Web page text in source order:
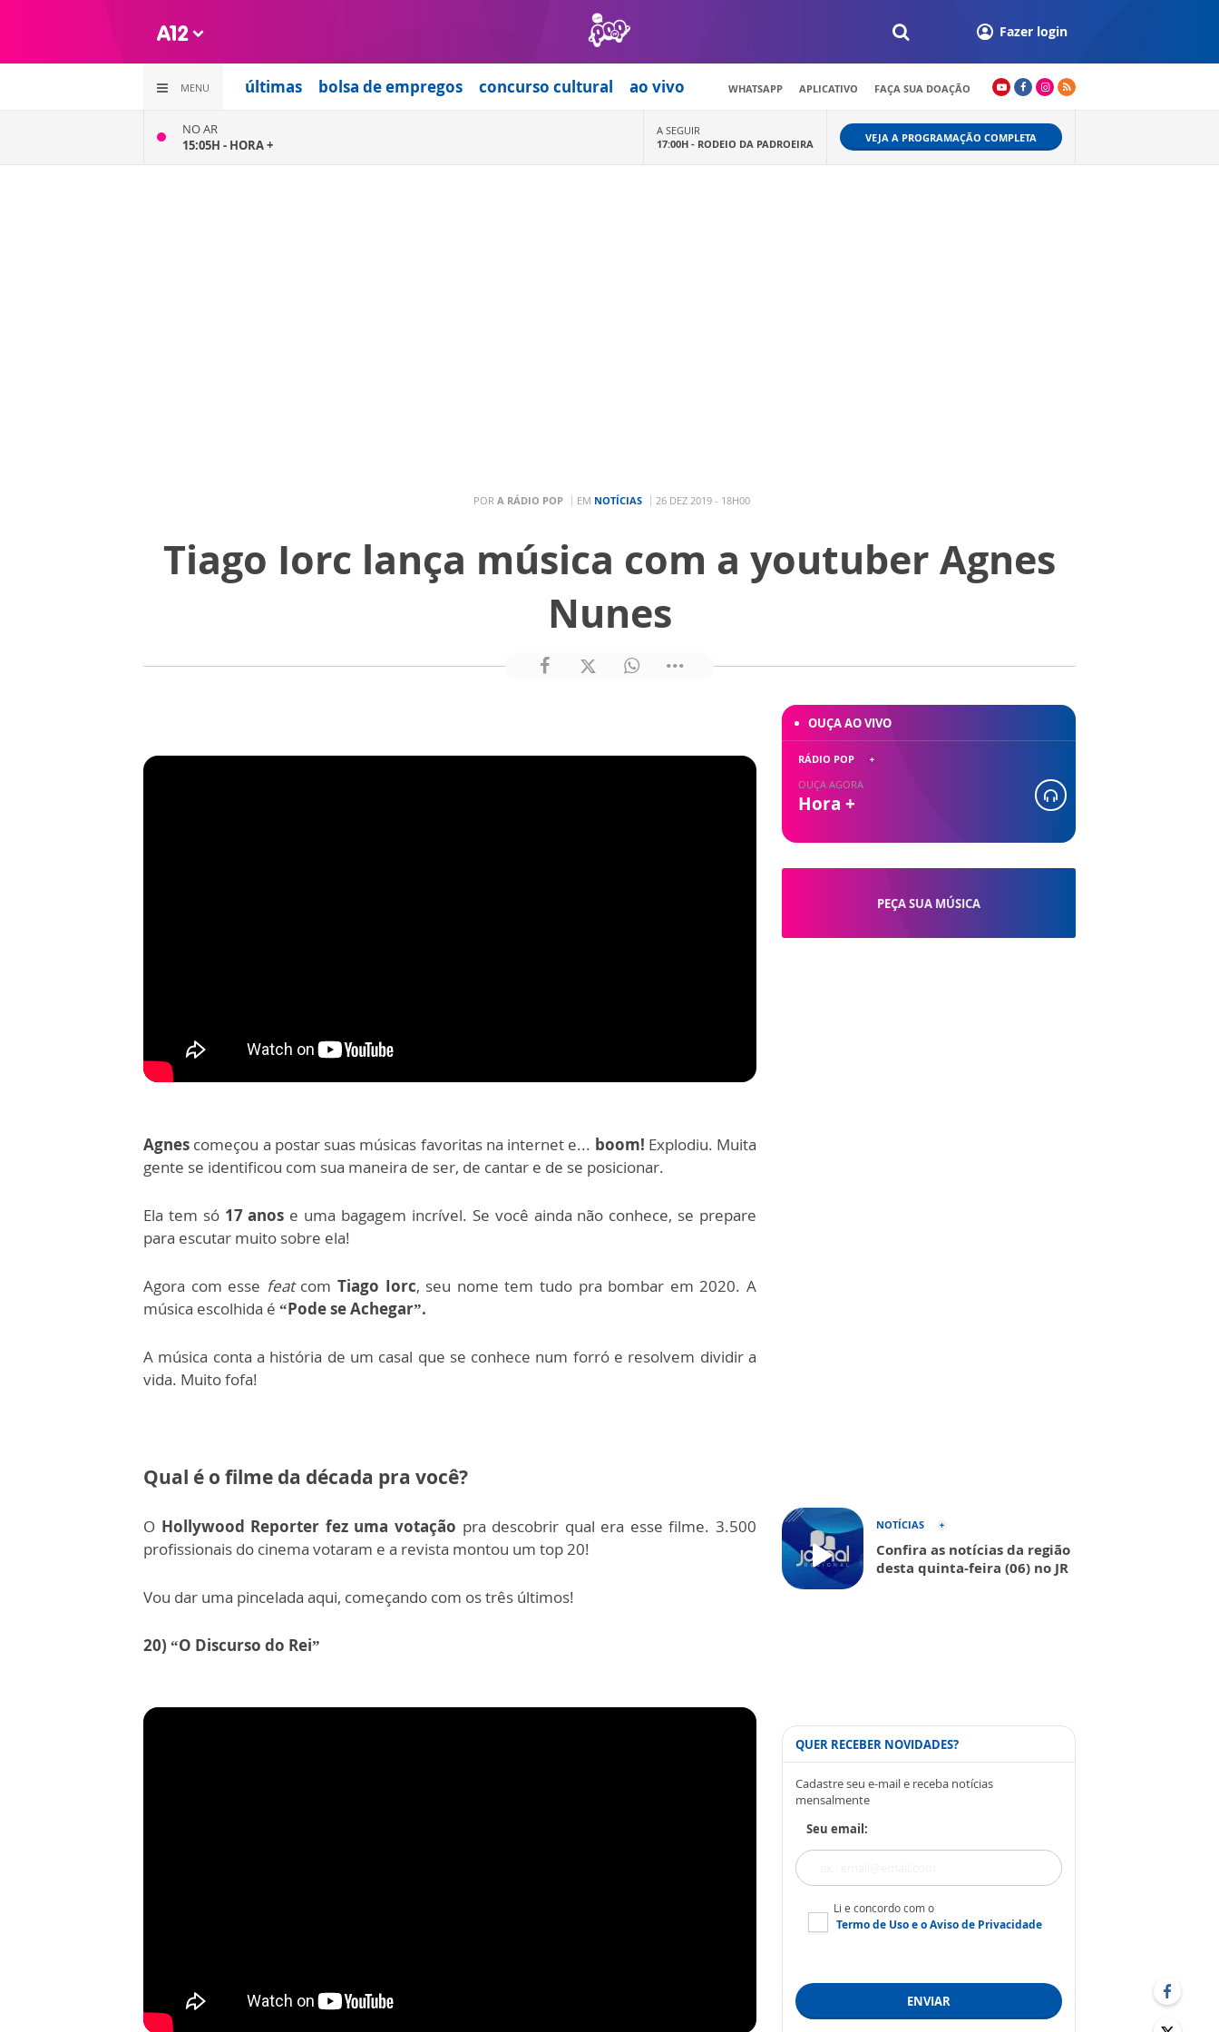
Fazer login
MENU últimas bolsa de empregos concurso cultural ao vivo WHATSAPP APLICATIVO FAÇA SUA DOAÇÃO
NO AR
15:05H - HORA +
A SEGUIR
17:00H - RODEIO DA PADROEIRA VEJA A PROGRAMAÇÃO COMPLETA
POR A RÁDIO POP EM NOTÍCIAS 26 DEZ 2019 - 18H00
Tiago Iorc lança música com a youtuber Agnes
Nunes
Agnes começou a postar suas músicas favoritas na internet e... boom! Explodiu. Muita
gente se identificou com sua maneira de ser, de cantar e de se posicionar.
Ela tem só 17 anos e uma bagagem incrível. Se você ainda não conhece, se prepare
para escutar muito sobre ela!
Agora com esse feat com Tiago Iorc, seu nome tem tudo pra bombar em 2020.A
música escolhida é “Pode se Achegar”.
A música conta a história de um casal que se conhece num forró e resolvem dividir a
vida. Muito fofa!
Qual é o filme da década pra você?
O Hollywood Reporter fez uma votação pra descobrir qual era esse filme. 3.500
profissionais do cinema votaram e a revista montou um top 20!
Vou dar uma pincelada aqui, começando com os três últimos!
20) “O Discurso do Rei”
PEÇA SUA MÚSICA
OUÇA AO VIVO
RÁDIO POP
OUÇA AGORA
Hora +
NOTÍCIAS
Confira as notícias da região
desta quinta-feira (06) no JR
QUER RECEBER NOVIDADES?
Cadastre seu e-mail e receba notícias
mensalmente
Seu email:
Li e concordo com o
Termo de Usoe oAviso de Privacidade
ENVIAR